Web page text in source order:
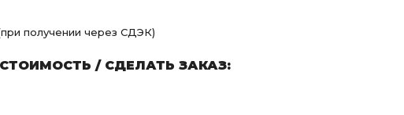
получении через СДЭК)
/ СДЕЛАТЬ ЗАКАЗ: